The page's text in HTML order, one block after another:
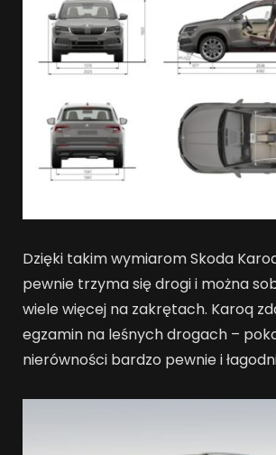
Dzięki takim wymiarom Skoda
pewnie trzyma się drogi i można
wiele więcej na zakrętach. Karoq
egzamin na leśnych drogach –
nierówności bardzo pewnie i